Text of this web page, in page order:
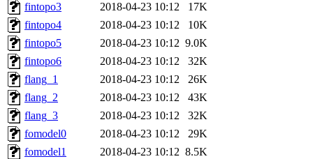
fintopo3
2018-04-23 10:12
17K
fintopo4
2018-04-23 10:12
10K
fintopo5
2018-04-23 10:12 9.0K
fintopo6
2018-04-23 10:12
32K
flang_1
2018-04-23 10:12
26K
flang_2
2018-04-23 10:12
43K
flang_3
2018-04-23 10:12
32K
fomodel0
2018-04-23 10:12
29K
fomodel1
2018-04-23 10:12 8.5K